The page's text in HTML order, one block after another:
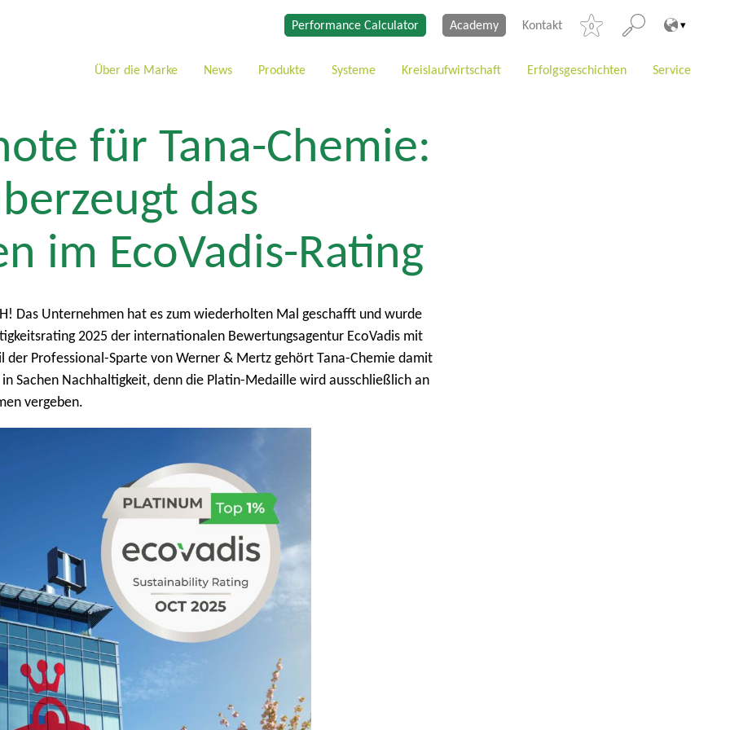
Performance Calculator Academy Kontakt 0
Über die Marke News Produkte Systeme Kreislaufwirtschaft Erfolgsgeschichten Service
für Tana-Chemie:
das
im EcoVadis-Rating
Das Unternehmen hat es zum wiederholten Mal geschafft und wurde
2025 der internationalen Bewertungsagentur EcoVadis mit
der Professional-Sparte von Werner & Mertz gehört Tana-Chemie damit
Sachen Nachhaltigkeit, denn die Platin-Medaille wird ausschließlich an
vergeben.